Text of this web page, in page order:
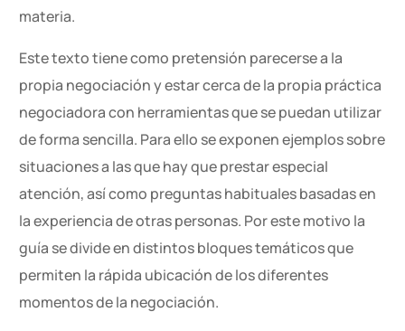
materia.
Este texto tiene como pretensión parecerse a la
propia negociación y estar cerca de la propia práctica
negociadora con herramientas que se puedan utilizar
de forma sencilla. Para ello se exponen ejemplos sobre
situaciones a las que hay que prestar especial
atención, así como preguntas habituales basadas en
la experiencia de otras personas. Por este motivo la
guía se divide en distintos bloques temáticos que
permiten la rápida ubicación de los diferentes
momentos de la negociación.